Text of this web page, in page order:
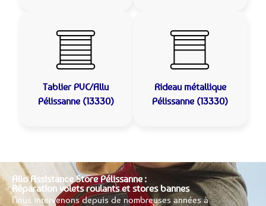
Tablier PVC/Allu
Pélissanne (13330)
Rideau métallique
Pélissanne (13330)
Allo Assistance Store Pélissanne :
Réparation volets roulants et stores bannes
Nous intervenons depuis de nombreuses années à